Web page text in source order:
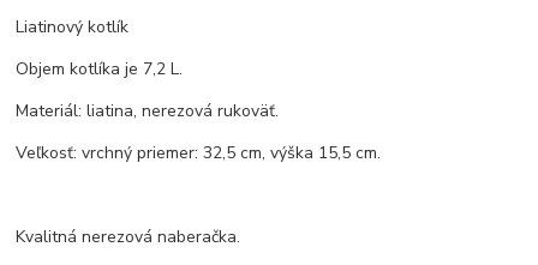
Liatinový kotlík
Objem kotlíka je 7,2 L.
Materiál: liatina, nerezová rukoväť.
Veľkosť: vrchný priemer: 32,5 cm, výška 15,5 cm.
Kvalitná nerezová naberačka.